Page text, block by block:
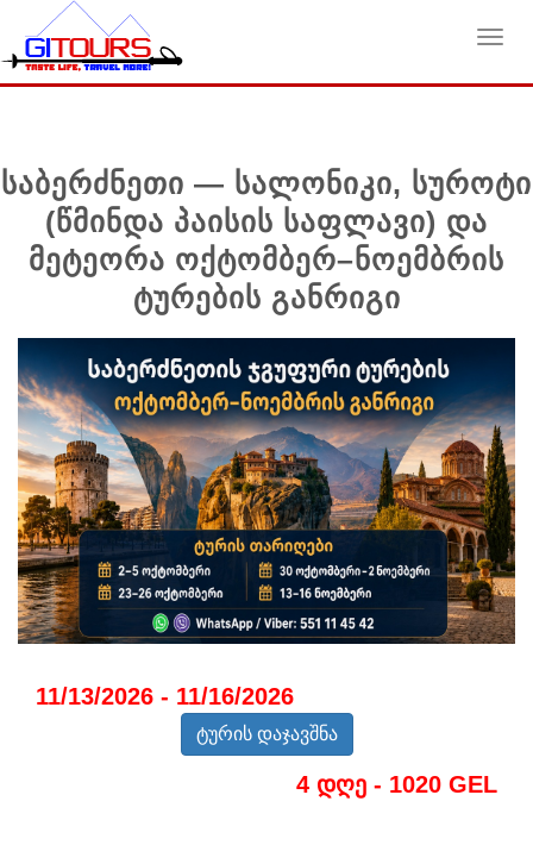
საბერძნეთი — სალონიკი, სუროტი
(წმინდა პაისის საფლავი) და
მეტეორა ოქტომბერ–ნოემბრის
ტურების განრიგი
11/13/2026 - 11/16/2026
ტურის დაჯავშნა
4 დღე - 1020 GEL